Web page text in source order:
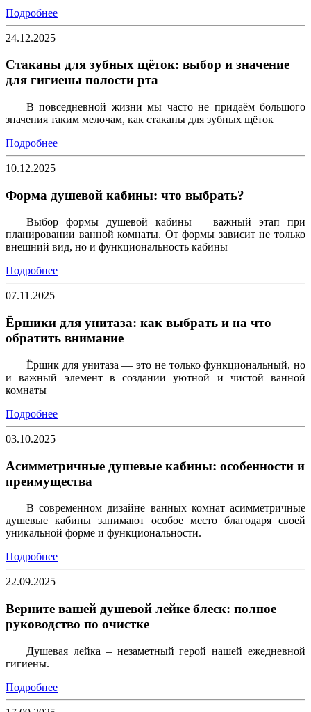
Подробнее
24.12.2025
Стаканы для зубных щёток: выбор и значение
для гигиены полости рта
В повседневной жизни мы часто не придаём большого
значения таким мелочам, как стаканы для зубных щёток
Подробнее
10.12.2025
Форма душевой кабины: что выбрать?
Выбор формы душевой кабины – важный этап при
планировании ванной комнаты. От формы зависит не только
внешний вид, но и функциональность кабины
Подробнее
07.11.2025
Ёршики для унитаза: как выбрать и на что
обратить внимание
Ёршик для унитаза — это не только функциональный, но
и важный элемент в создании уютной и чистой ванной
комнаты
Подробнее
03.10.2025
Асимметричные душевые кабины: особенности и
преимущества
В современном дизайне ванных комнат асимметричные
душевые кабины занимают особое место благодаря своей
уникальной форме и функциональности.
Подробнее
22.09.2025
Верните вашей душевой лейке блеск: полное
руководство по очистке
Душевая лейка – незаметный герой нашей ежедневной
гигиены.
Подробнее